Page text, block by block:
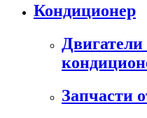
Кондиционер
Запчасти